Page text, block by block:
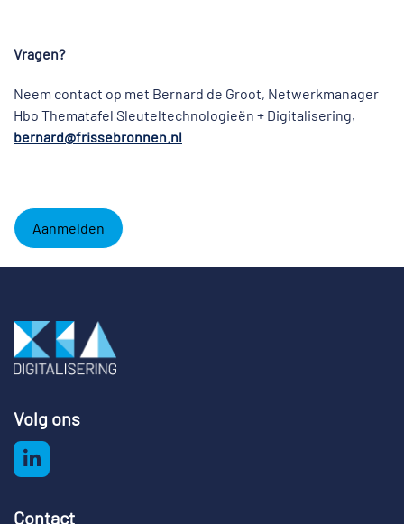
Vragen?
Neem contact op met Bernard de Groot, Netwerkmanager
Hbo Thematafel Sleuteltechnologieën + Digitalisering,
bernard@frissebronnen.nl
Aanmelden
Volg ons
Contact